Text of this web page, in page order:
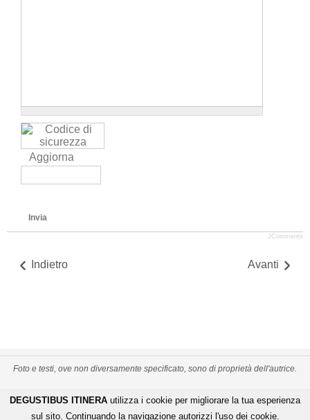
Aggiorna
Invia
JComments
Indietro Avanti
Foto e testi, ove non diversamente specificato, sono di proprietà dell'autrice.
PRIVACY POLICY-CREDITS -MAPPA DEL SITO
De Gustibus Itinera - Copyright © All Rights Reserved
DEGUSTIBUS ITINERA utilizza i cookie per migliorare la tua esperienza
sul sito. Continuando la navigazione autorizzi l'uso dei cookie.